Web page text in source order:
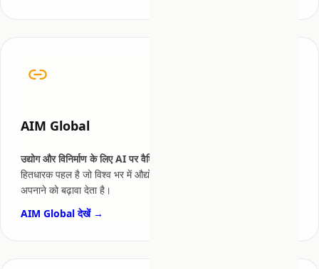
AIM Global
उद्योग और विनिर्माण के लिए AI पर वैश्विक गठबंधन
हितधारक पहल है जो विश्व भर में औद्योगिक क्षेत्रों में कृत्रिम बुद्धिमत्ता के जिम्मेदार
अपनाने को बढ़ावा देता है।
AIM Global देखें →